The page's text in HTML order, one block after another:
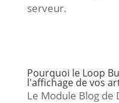
serveur.
Pourquoi le Loop
l'affichage de vos
Le Module Blog de